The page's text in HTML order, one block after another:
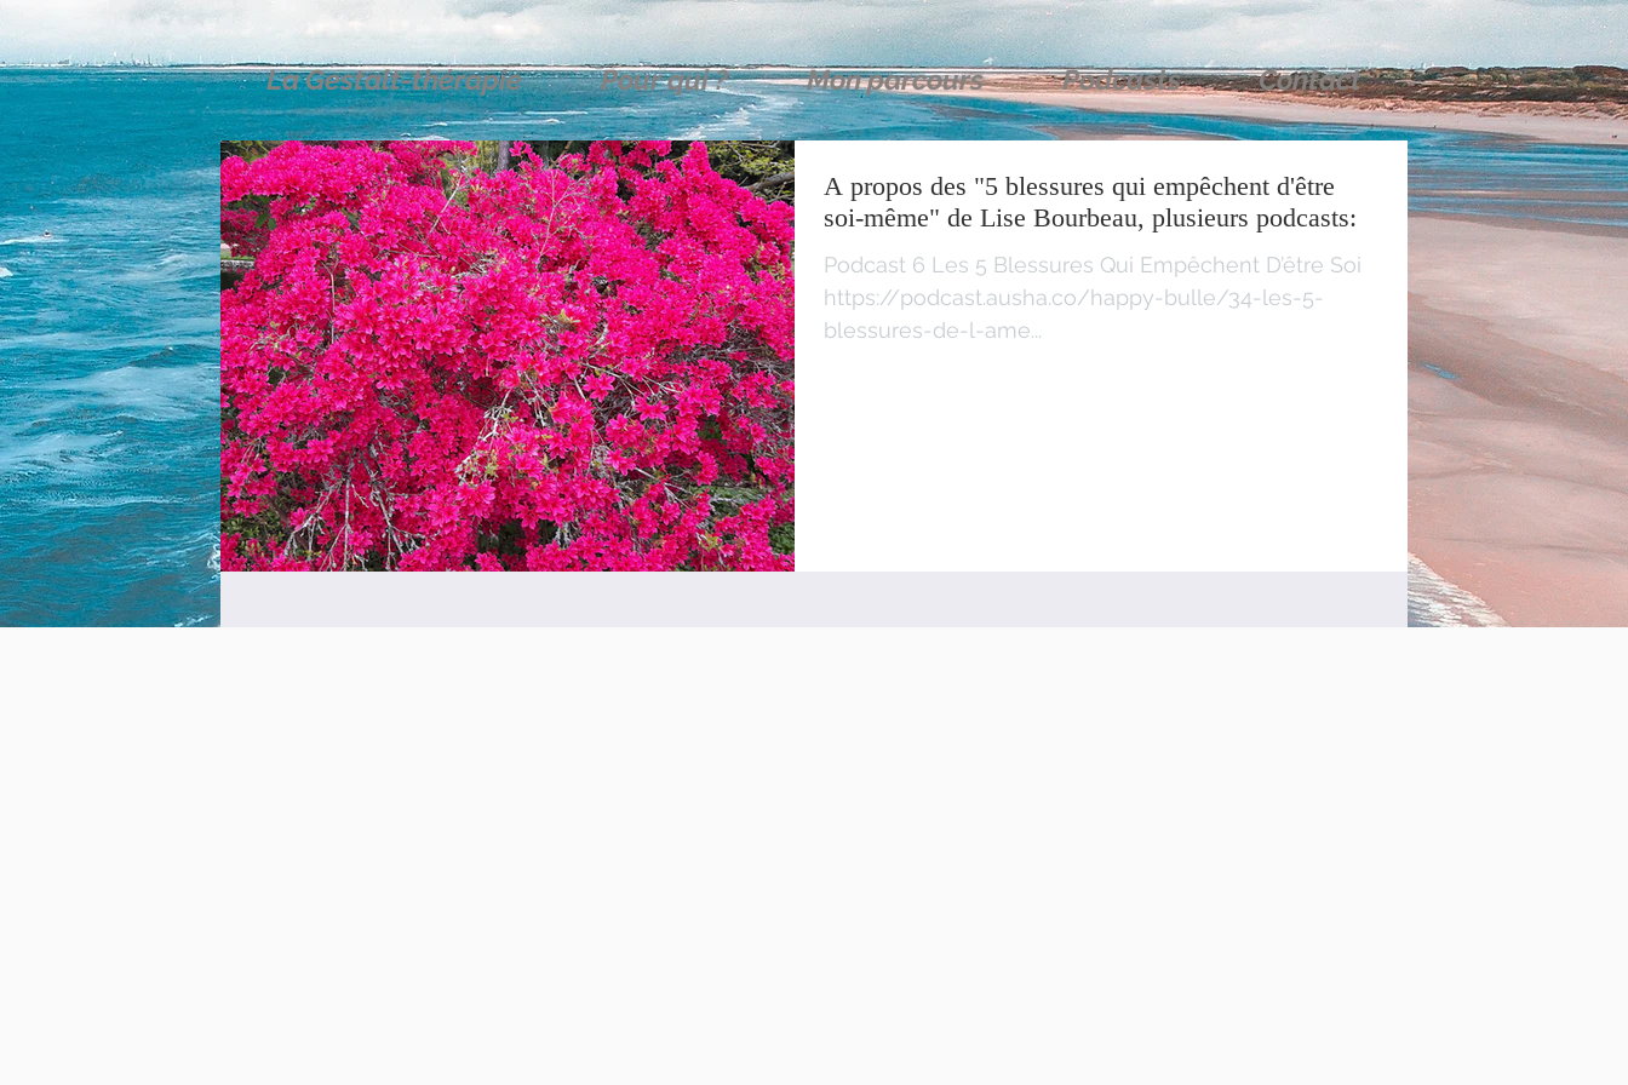
La Gestalt-thérapie Pour qui ? Mon parcours Podcasts Contact
A propos des "5 blessures qui empêchent d'être
soi-même" de Lise Bourbeau, plusieurs podcasts:
Podcast 6 Les 5 Blessures Qui Empêchent D’être Soi
https://podcast.ausha.co/happy-bulle/34-les-5-
blessures-de-l-ame...